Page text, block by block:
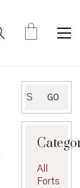
for:
GO
All
Forts